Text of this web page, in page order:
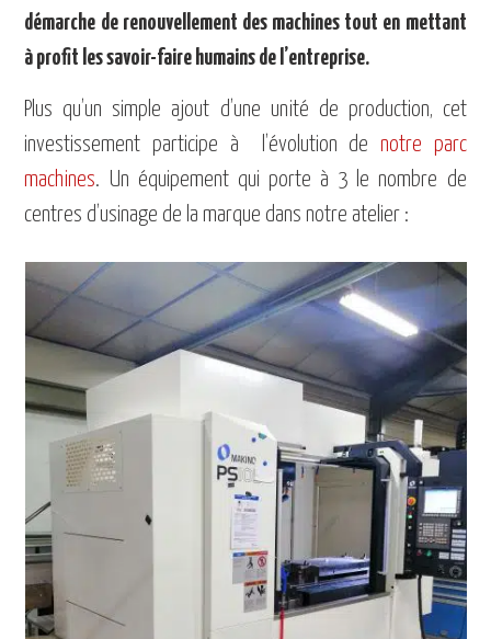
démarche de renouvellement des machines tout en mettant
à profit les savoir-faire humains de l’entreprise.
Plus qu’un simple ajout d’une unité de production, cet
investissement participe à l’évolution de notre parc
machines. Un équipement qui porte à 3 le nombre de
centres d’usinage de la marque dans notre atelier :